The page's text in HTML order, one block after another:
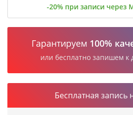
-20% при записи
Гарантируем 100%
или бесплатно запишем к
Бесплатная запись